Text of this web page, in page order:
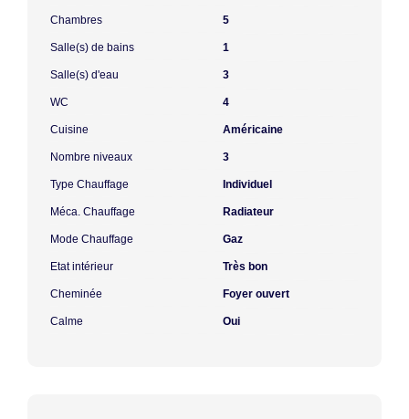
Chambres 5
Salle(s) de bains 1
Salle(s) d'eau 3
WC 4
Cuisine Américaine
Nombre niveaux 3
Type Chauffage Individuel
Méca. Chauffage Radiateur
Mode Chauffage Gaz
Etat intérieur Très bon
Cheminée Foyer ouvert
Calme Oui